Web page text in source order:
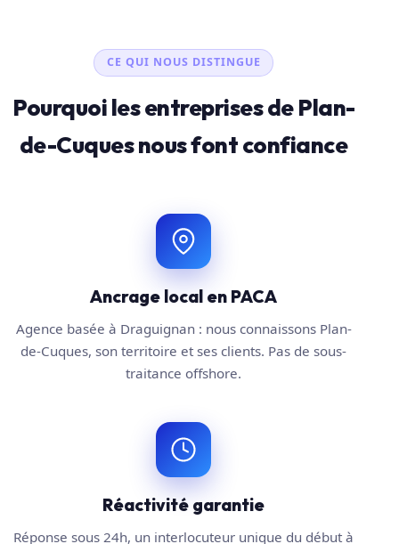
CE QUI NOUS DISTINGUE
Pourquoi les entreprises de Plan-
de-Cuques nous font confiance
Ancrage local en PACA
Agence basée à Draguignan : nous connaissons Plan-
de-Cuques, son territoire et ses clients. Pas de sous-
traitance offshore.
Réactivité garantie
Réponse sous 24h, un interlocuteur unique du début à